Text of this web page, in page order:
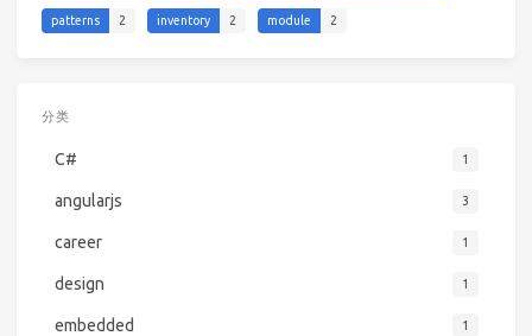
patterns 2 inventory 2 module 2
分类
C# 1
angularjs 3
career 1
design 1
embedded 1